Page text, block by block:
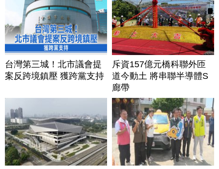
台灣第三城！北市議會提
案反跨境鎮壓 獲跨黨支持
斥資157億元橋科聯外匝
道今動土 將串聯半導體S
廊帶